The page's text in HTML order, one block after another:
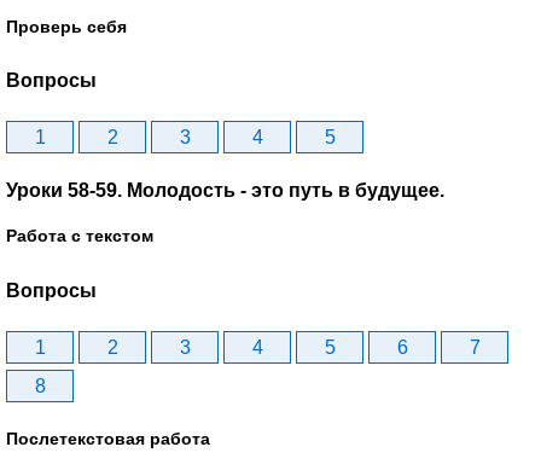
Проверь себя
Вопросы
1 2 3 4 5
Уроки 58-59. Молодость - это путь в будущее.
Работа с текстом
Вопросы
1 2 3 4 5 6
7
8
Послетекстовая работа